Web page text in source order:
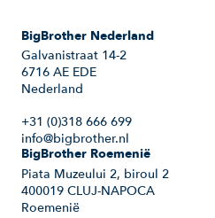
BigBrother Nederland
Galvanistraat 14-2
6716 AE EDE
Nederland
+31 (0)318 666 699
info@bigbrother.nl
BigBrother Roemenië
Piata Muzeului 2, biroul 2
400019 CLUJ-NAPOCA
Roemenië